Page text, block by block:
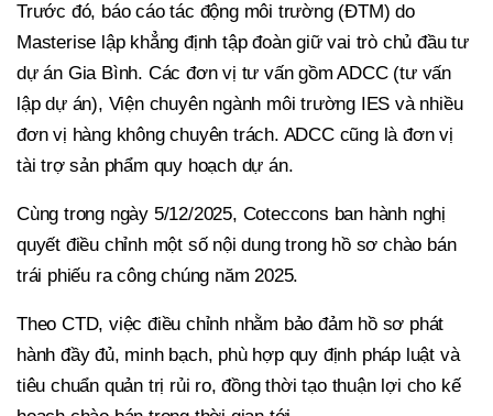
Trước đó, báo cáo tác động môi trường (ĐTM) do
Masterise lập khẳng định tập đoàn giữ vai trò chủ đầu tư
dự án Gia Bình. Các đơn vị tư vấn gồm ADCC (tư vấn
lập dự án), Viện chuyên ngành môi trường IES và nhiều
đơn vị hàng không chuyên trách. ADCC cũng là đơn vị
tài trợ sản phẩm quy hoạch dự án.
Cùng trong ngày 5/12/2025, Coteccons ban hành nghị
quyết điều chỉnh một số nội dung trong hồ sơ chào bán
trái phiếu ra công chúng năm 2025.
Theo CTD, việc điều chỉnh nhằm bảo đảm hồ sơ phát
hành đầy đủ, minh bạch, phù hợp quy định pháp luật và
tiêu chuẩn quản trị rủi ro, đồng thời tạo thuận lợi cho kế